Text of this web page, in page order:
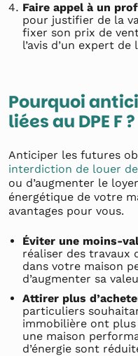
Faire appel à un
pour justifier de la
fixer son prix de
l’avis d’un expert de
Pourquoi
liées au DPE F ?
Anticiper les futures
interdiction de louer
ou d’augmenter le
énergétique de votre
avantages pour vous.
Éviter une moins-
réaliser des travaux
dans votre maison
d’augmenter sa
Attirer plus
particuliers
immobilière ont
une maison
d’énergie sont